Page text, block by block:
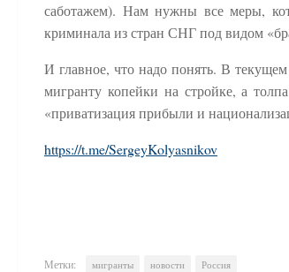
саботажем). Нам нужны все меры,
криминала из стран СНГ под видом
И главное, что надо понять. В
мигранту копейки на стройке, а
«приватизация прибыли и
https://t.me/SergeyKolyasnikov
Метки: мигранты новости Россия